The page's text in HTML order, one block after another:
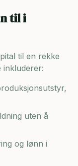
til i
til en rekke
inkluderer:
uten å
og lønn i